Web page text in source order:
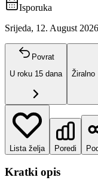
Isporuka
Srijeda, 12. August
Povrat
U roku 15 dana
Žiralno
Lista želja Poredi
Kratki opis